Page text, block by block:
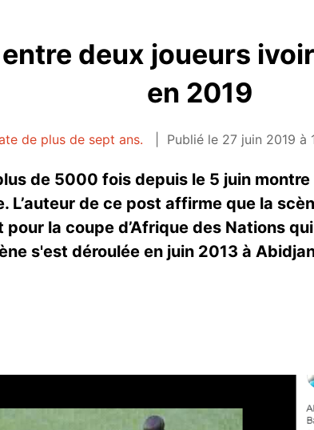
deux joueurs
en 2019
de plus de sept ans. Publié le 27 juin 2019 à
de 5000 fois depuis le 5 juin
L’auteur de ce post affirme que la
pour la coupe d’Afrique des Nations
s'est déroulée en juin 2013 à